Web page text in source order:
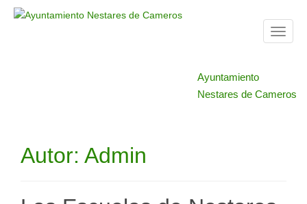
T
l
Ayuntamiento
Nestares de Cameros
Autor: Admin